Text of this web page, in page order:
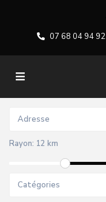
07 68 04 94 92
Rayon: 12 km
Catégories